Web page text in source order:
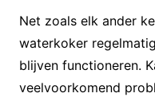
Net zoals elk ander
waterkoker
blijven functioneren.
veelvoorkomend